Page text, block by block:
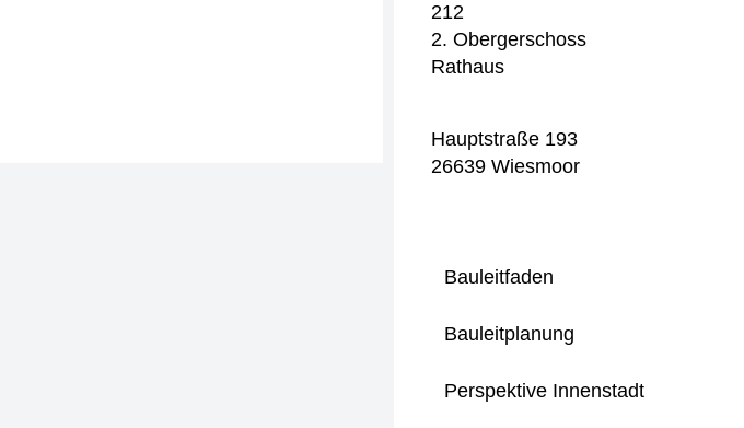
Bauleitfaden
Bauleitplanung
Perspektive Innenstadt
212
2. Obergerschoss
Rathaus
Hauptstraße 193
26639 Wiesmoor